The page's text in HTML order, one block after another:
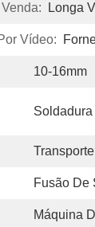
Longa
Vídeo:
10-16mm
Fusão De
Máquina